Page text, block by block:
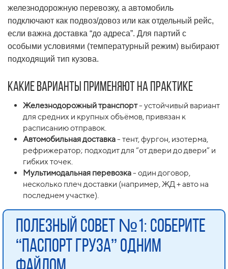
железнодорожную перевозку, а автомобиль
подключают как подвоз/довоз или как отдельный рейс,
если важна доставка “до адреса”. Для партий с
особыми условиями (температурный режим) выбирают
подходящий тип кузова.
Какие варианты применяют на практике
Железнодорожный транспорт- устойчивый вариант
для средних и крупных объёмов, привязан к
расписанию отправок.
Автомобильная доставка- тент, фургон, изотерма,
рефрижератор; подходит для “от двери до двери” и
гибких точек.
Мультимодальная перевозка- один договор,
несколько плеч доставки (например, ЖД + авто на
последнем участке).
Полезный совет №1: соберите
“паспорт груза” одним